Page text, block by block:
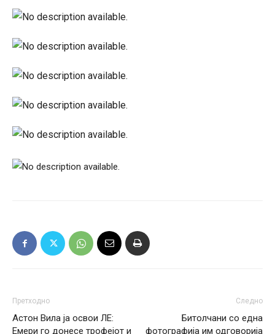
Претходно
Астон Вила ја освои ЛЕ:
Емери го донесе трофејот и
Следно
Битолчани со една
фотографија им одговорија